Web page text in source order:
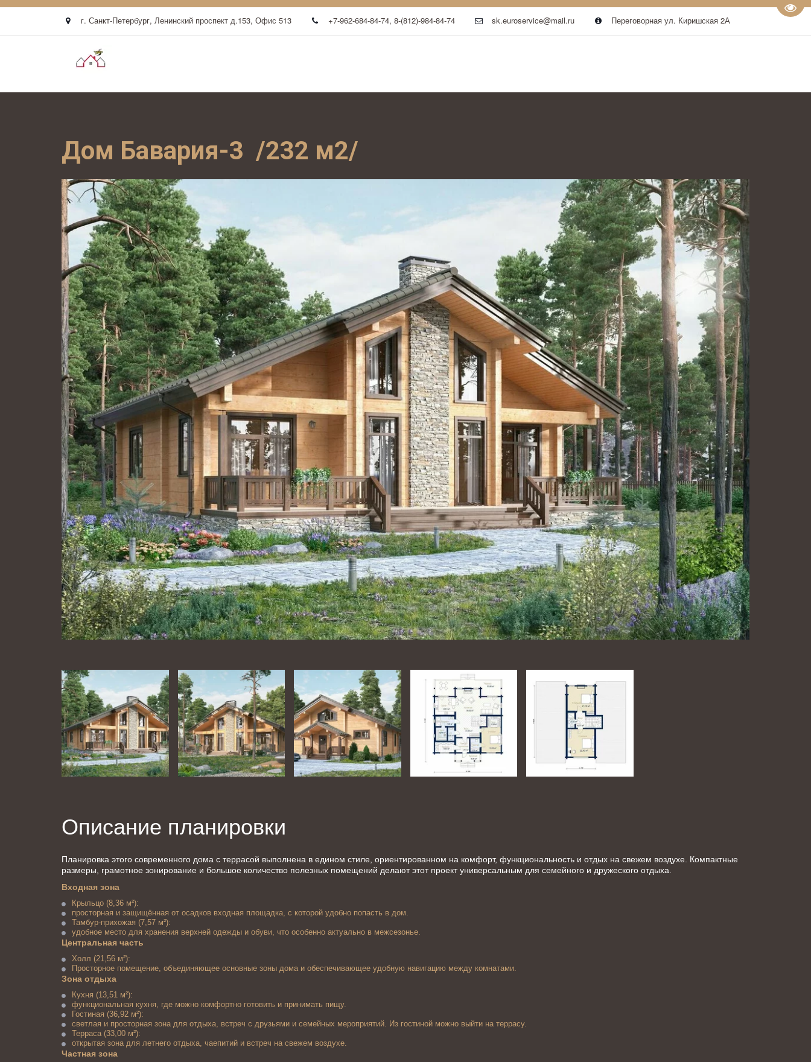
г. Санкт-Петербург, Ленинский проспект д.153, Офис 513 +7-962-684-84-74, 8-(812)-984-84-74 sk.euroservice@mail.ru Переговорная ул. Киришская 2А
Дом Бавария-3  /232 м2/
Описание планировки
Планировка этого современного дома с террасой выполнена в едином стиле, ориентированном на комфорт, функциональность и отдых на свежем воздухе. Компактные
размеры, грамотное зонирование и большое количество полезных помещений делают этот проект универсальным для семейного и дружеского отдыха.
Входная зона
Крыльцо (8,36 м²):
просторная и защищённая от осадков входная площадка, с которой удобно попасть в дом.
Тамбур-прихожая (7,57 м²):
удобное место для хранения верхней одежды и обуви, что особенно актуально в межсезонье.
Центральная часть
Холл (21,56 м²):
Просторное помещение, объединяющее основные зоны дома и обеспечивающее удобную навигацию между комнатами.
Зона отдыха
Кухня (13,51 м²):
функциональная кухня, где можно комфортно готовить и принимать пищу.
Гостиная (36,92 м²):
светлая и просторная зона для отдыха, встреч с друзьями и семейных мероприятий. Из гостиной можно выйти на террасу.
Терраса (33,00 м²):
открытая зона для летнего отдыха, чаепитий и встреч на свежем воздухе.
Частная зона